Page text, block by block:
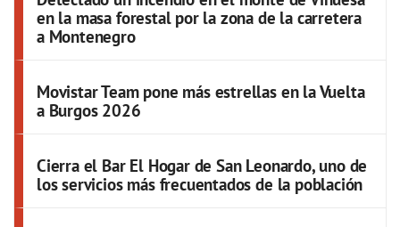
en la masa forestal por la zona de la carretera
a Montenegro
Movistar Team pone más estrellas en la Vuelta
a Burgos 2026
Cierra el Bar El Hogar de San Leonardo, uno de
los servicios más frecuentados de la población